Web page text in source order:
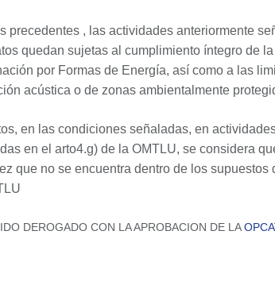
precedentes , las actividades anteriormente
quedan sujetas al cumplimiento íntegro de
por Formas de Energía, así como a las
acústica o de zonas ambientalmente
en las condiciones señaladas, en
en el arto4.g) de la OMTLU, se considera
que no se encuentra dentro de los
DEROGADO CON LA APROBACION DE LA